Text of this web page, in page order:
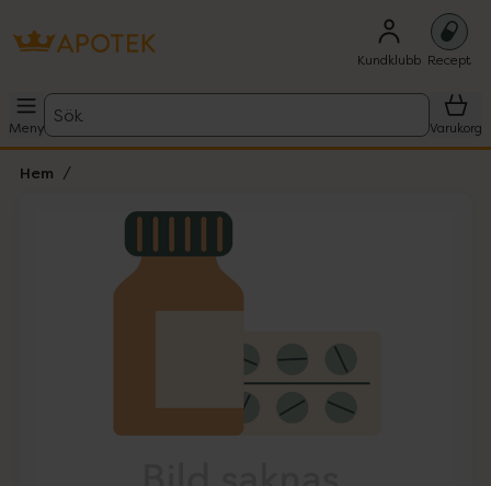
Kundklubb Recept
Meny
Sök
Varukorg
Hem
Lista: . Innehåller 1 objekt.